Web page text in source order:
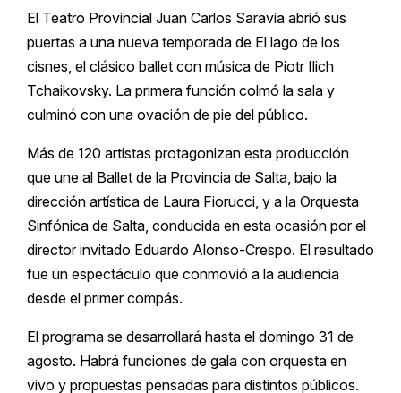
El Teatro Provincial Juan Carlos Saravia abrió sus
puertas a una nueva temporada de El lago de los
cisnes, el clásico ballet con música de Piotr Ilich
Tchaikovsky. La primera función colmó la sala y
culminó con una ovación de pie del público.
Más de 120 artistas protagonizan esta producción
que une al Ballet de la Provincia de Salta, bajo la
dirección artística de Laura Fiorucci, y a la Orquesta
Sinfónica de Salta, conducida en esta ocasión por el
director invitado Eduardo Alonso-Crespo. El resultado
fue un espectáculo que conmovió a la audiencia
desde el primer compás.
El programa se desarrollará hasta el domingo 31 de
agosto. Habrá funciones de gala con orquesta en
vivo y propuestas pensadas para distintos públicos.